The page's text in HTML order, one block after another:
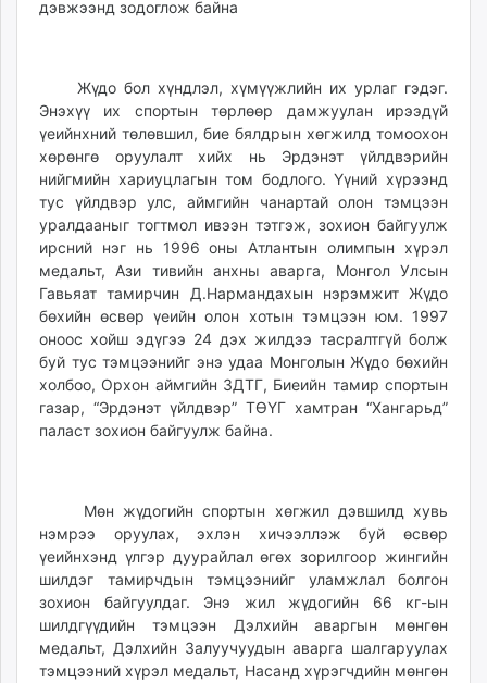
ikon.mn
Eguur.mn
24tsag.mn
shuud.mn
eagle.mn
ergelt.mn
zarig.mn
today.mn
zuv.mn
mminfo.mn
ugluu.mn
urlag.mn
asu.mn
unuudur.mn
isee.mn
mglradio.com
fact.mn
itoim.mn
tumen.mn
shuum.mn
Жүдо бол хүндлэл, хүмүүжлийн их урлаг гэдэг.
Энэхүү их спортын төрлөөр дамжуулан ирээдүй
үеийнхний төлөвшил, бие бялдрын хөгжилд томоохон
хөрөнгө оруулалт хийх нь Эрдэнэт үйлдвэрийн
нийгмийн хариуцлагын том бодлого. Үүний хүрээнд
тус үйлдвэр улс, аймгийн чанартай олон тэмцээн
уралдааныг тогтмол ивээн тэтгэж, зохион байгуулж
ирсний нэг нь 1996 оны Атлантын олимпын хүрэл
медальт, Ази тивийн анхны аварга, Монгол Улсын
Гавьяат тамирчин Д.Нармандахын нэрэмжит Жүдо
бөхийн өсвөр үеийн олон хотын тэмцээн юм. 1997
оноос хойш эдүгээ 24 дэх жилдээ тасралтгүй болж
буй тус тэмцээнийг энэ удаа Монголын Жүдо бөхийн
холбоо, Орхон аймгийн ЗДТГ, Биеийн тамир спортын
газар, “Эрдэнэт үйлдвэр” ТӨҮГ хамтран “Хангарьд”
паласт зохион байгуулж байна.
Мөн жүдогийн спортын хөгжил дэвшилд хувь
нэмрээ оруулах, эхлэн хичээллэж буй өсвөр
үеийнхэнд үлгэр дуурайлал өгөх зорилгоор жингийн
шилдэг тамирчдын тэмцээнийг уламжлал болгон
зохион байгуулдаг. Энэ жил жүдогийн 66 кг-ын
шилдгүүдийн тэмцээн Дэлхийн аваргын мөнгөн
медальт, Дэлхийн Залуучуудын аварга шалгаруулах
тэмцээний хүрэл медальт, Насанд хүрэгчдийн мөнгөн